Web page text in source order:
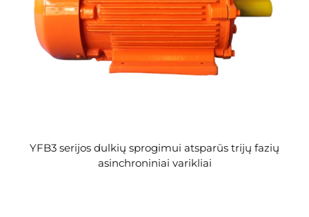
YFB3 serijos dulkių sprogimui atsparūs trijų fazių
asinchroniniai varikliai